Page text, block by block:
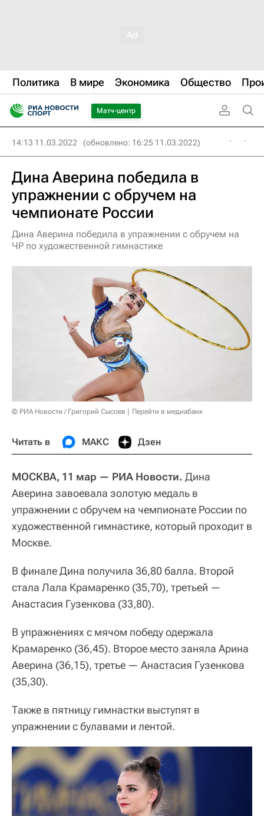
Политика В мире Экономика Общество
Матч-центр
14:13 11.03.2022 (обновлено: 16:25 11.03.2022)
Дина Аверина победила в
упражнении с обручем на
чемпионате России
Дина Аверина победила в упражнении с обручем на
ЧР по художественной гимнастике
© РИА Новости / Григорий Сысоев Перейти в медиабанк
Читать в МАКС Дзен
МОСКВА, 11 мар — РИА Новости. Дина
Аверина завоевала золотую медаль в
упражнении с обручем на чемпионате России по
художественной гимнастике, который проходит в
Москве.
В финале Дина получила 36,80 балла. Второй
стала Лала Крамаренко (35,70), третьей —
Анастасия Гузенкова (33,80).
В упражнениях с мячом победу одержала
Крамаренко (36,45). Второе место заняла Арина
Аверина (36,15), третье — Анастасия Гузенкова
(35,30).
Также в пятницу гимнастки выступят в
упражнении с булавами и лентой.